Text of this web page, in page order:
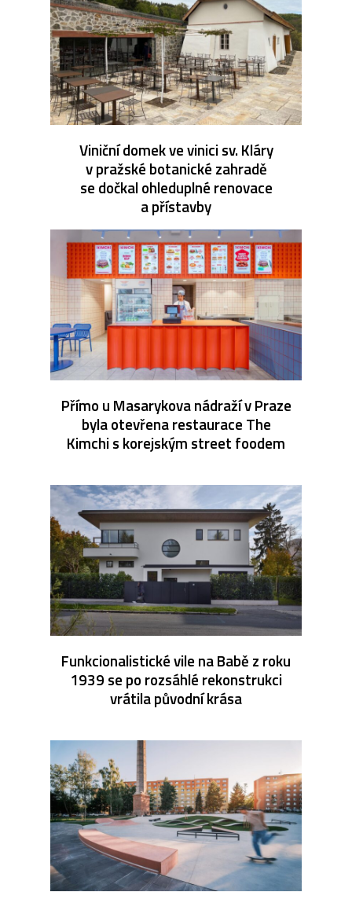
Viniční domek ve vinici sv. Kláry
v pražské botanické zahradě
se dočkal ohleduplné renovace
a přístavby
Přímo u Masarykova nádraží v Praze
byla otevřena restaurace The
Kimchi s korejským street foodem
Funkcionalistické vile na Babě z roku
1939 se po rozsáhlé rekonstrukci
vrátila původní krása